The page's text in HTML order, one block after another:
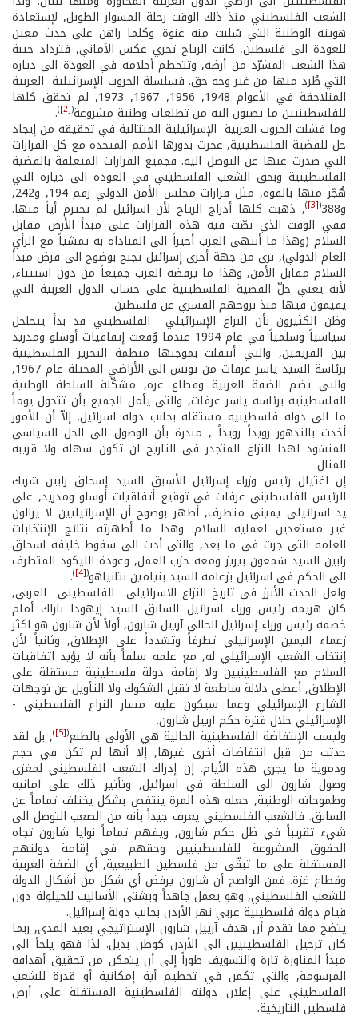
الشعب الفلسطيني منذ ذلك الوقت رحلة المشوار الطويل, لإستعادة
هويته الوطنية التي سُلبت منه عنوة. وكلما راهن على حدث معين
للعودة الى فلسطين, كانت الرياح تجري عكس الأماني, فتزداد خيبة
هذا الشعب المشرّد من أرضه, وتتحطم أحلامه في العودة الى دياره
التي طُرد منها من غير وجه حق. فسلسلة الحروب الإسرائيلية ­ العربية
المتلاحقة في الأعوام 1948, 1956, 1967, 1973, لم تحقق كلها
للفلسطينيين ما يصبون اليه من تطلعات وطنية مشروعة(
[2]
)
.
وما فشلت الحروب العربية ­ الإسرائيلية المتتالية في تحقيقه من إيجاد
حل للقضية الفلسطينية, عجزت بدورها الأمم المتحدة مع كل القرارات
التي صدرت عنها عن التوصل اليه. فجميع القرارات المتعلقة بالقضية
الفلسطينية وبحق الشعب الفلسطيني في العودة الى دياره التي
هُجّر منها بالقوة, مثل قرارات مجلس الأمن الدولي رقم 194, و242,
و388 (
[3]
), ذهبت كلها أدراج الرياح لأن اسرائيل لم تحترم أياً منها.
ففي الوقت الذي نصّت فيه هذه القرارات على مبدأ الأرض مقابل
السلام (وهذا ما أنتهى العرب أخيراً الى المناداة به تمشياً مع الرأي
العام الدولي), نرى من جهة أخرى إسرائيل تجنح بوضوح الى فرض مبدأ
السلام مقابل الأمن, وهذا ما يرفضه العرب جميعاً من دون استثناء,
لأنه يعني حلّ القضية الفلسطينية على حساب الدول العربية التي
يقيمون فيها منذ نزوحهم القسري عن فلسطين.
وظن الكثيرون بأن النزاع الإسرائيلي ­ الفلسطيني قد بدأ يتحلحل
سياسياً وسلمياً في عام 1994 عندما وُقعت إتفاقيات أوسلو ومدريد
بين الفريقين, والتي أنتقلت بموجبها منظمة التحرير الفلسطينية
برئاسة السيد ياسر عرفات من تونس الى الأراضي المحتلة عام 1967,
والتي تضم الضفة الغربية وقطاع غزة, مشكّلة السلطة الوطنية
الفلسطينية برئاسة ياسر عرفات, والتي يأمل الجميع بأن تتحول يوماً
ما الى دولة فلسطينية مستقلة بجانب دولة اسرائيل. إلاّ أن الأمور
أخذت بالتدهور رويداً رويداً , منذرة بأن الوصول الى الحل السياسي
المنشود لهذا النزاع المتجذر في التاريخ لن تكون سهلة ولا قريبة
المنال.
إن اغتيال رئيس وزراء إسرائيل الأسبق السيد إسحاق رابين شريك
الرئيس الفلسطيني عرفات في توقيع أتفاقيات أوسلو ومدريد, على
يد اسرائيلي يميني متطرف, أظهر بوضوح أن الإسرائيليين لا يزالون
غير مستعدين لعملية السلام. وهذا ما أظهرته نتائج الإنتخابات
العامة التي جرت في ما بعد, والتي أدت الى سقوط خليفة اسحاق
رابين السيد شمعون بيريز ومعه حزب العمل, وعودة الليكود المتطرف
الى الحكم في اسرائيل بزعامة السيد بنيامين نتانياهو(
[4]
)
.
ولعل الحدث الأبرز في تاريخ النزاع الاسرائيلي ­ الفلسطيني ­ العربي,
كان هزيمة رئيس وزراء اسرائيل السابق السيد إيهودا باراك أمام
خصمه رئيس وزراء إسرائيل الحالي آرييل شارون, أولاً لأن شارون هو اكثر
زعماء اليمين الإسرائيلي تطرفاً وتشدداً على الإطلاق, وثانياً لأن
إنتخاب الشعب الإسرائيلي له, مع علمه سلفاً بأنه لا يؤيد اتفاقيات
السلام مع الفلسطينيين ولا إقامة دولة فلسطينية مستقلة على
الإطلاق, أعطى دلالة ساطعة لا تقبل الشكوك ولا التأويل عن توجهات
الشارع الإسرائيلي وعما سيكون عليه مسار النزاع الفلسطيني ­
الإسرائيلي خلال فترة حكم آرييل شارون.
وليست الإنتفاضة الفلسطينية الحالية هي الأولى بالطبع(
[5]
), بل لقد
حدثت من قبل انتفاضات أخرى غيرها, إلا أنها لم تكن في حجم
ودموية ما يجري هذه الأيام. إن إدراك الشعب الفلسطيني لمغزى
وصول شارون الى السلطة في اسرائيل, وتأثير ذلك على آمانيه
وطموحاته الوطنية, جعله هذه المرة ينتفض بشكل يختلف تماماً عن
السابق. فالشعب الفلسطيني يعرف جيداً بأنه من الصعب التوصل الى
شيء تقريباً في ظل حكم شارون, ويفهم تماماً نوايا شارون تجاه
الحقوق المشروعة للفلسطينيين وحقهم في إقامة دولتهم
المستقلة على ما تبقّى من فلسطين الطبيعية, أي الضفة الغربية
وقطاع غزة. فمن الواضح أن شارون يرفض أي شكل من أشكال الدولة
للشعب الفلسطيني, وهو يعمل جاهداً وبشتى الأساليب للحيلولة دون
قيام دولة فلسطينية غربي نهر الأردن بجانب دولة إسرائيل.
يتضح مما تقدم أن هدف آرييل شارون الإستراتيجي بعيد المدى, ربما
كان ترحيل الفلسطينيين الى الأردن كوطن بديل. لذا فهو يلجأ الى
مبدأ المناورة تارة والتسويف طوراً إلى أن يتمكن من تحقيق أهدافه
المرسومة, والتي تكمن في تحطيم أية إمكانية أو قدرة للشعب
الفلسطيني على إعلان دولته الفلسطينية المستقلة على أرض
فلسطين التاريخية.